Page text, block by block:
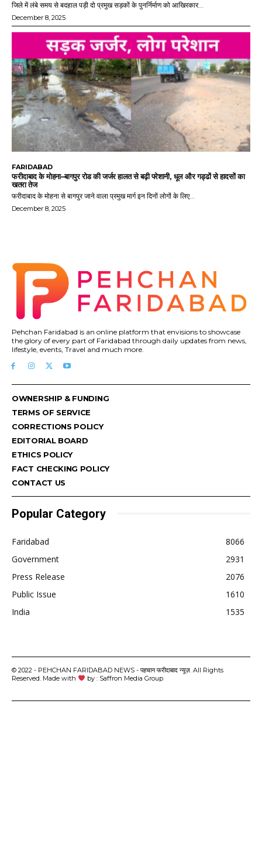
जिले में लंबे समय से बदहाल पड़ी दो प्रमुख सड़कों के पुनर्निर्माण को आखिरकार...
December 8, 2025
FARIDABAD
फरीदाबाद के मोहना–बागपुर रोड की जर्जर हालत से बढ़ी परेशानी, धूल और गड्ढों से हादसों का
खतरा तेज
फरीदाबाद के मोहना से बागपुर जाने वाला प्रमुख मार्ग इन दिनों लोगों के लिए...
December 8, 2025
Pehchan Faridabad is an online platform that envisions to showcase
the glory of every part of Faridabad through daily updates from news,
lifestyle, events, Travel and much more.
OWNERSHIP & FUNDING
TERMS OF SERVICE
CORRECTIONS POLICY
EDITORIAL BOARD
ETHICS POLICY
FACT CHECKING POLICY
CONTACT US
Popular Category
Faridabad
8066
Government
2931
Press Release
2076
Public Issue
1610
India
1535
© 2022 - PEHCHAN FARIDABAD NEWS - पहचान फरीदाबाद न्यूज़. All Rights
Reserved. Made with
by : Saffron Media Group